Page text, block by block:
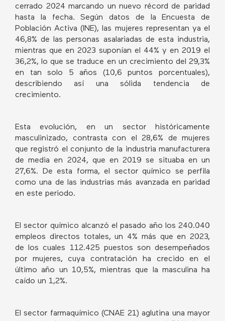
cerrado 2024 marcando un nuevo récord de paridad
hasta la fecha. Según datos de la Encuesta de
Población Activa (INE), las mujeres representan ya el
46,8% de las personas asalariadas de esta industria,
mientras que en 2023 suponían el 44% y en 2019 el
36,2%, lo que se traduce en un crecimiento del 29,3%
en tan solo 5 años (10,6 puntos porcentuales),
describiendo así una sólida tendencia de
crecimiento.
Esta evolución, en un sector históricamente
masculinizado, contrasta con el 28,6% de mujeres
que registró el conjunto de la industria manufacturera
de media en 2024, que en 2019 se situaba en un
27,6%. De esta forma, el sector químico se perfila
como una de las industrias más avanzada en paridad
en este periodo.
El sector químico alcanzó el pasado año los 240.040
empleos directos totales, un 4% más que en 2023,
de los cuales 112.425 puestos son desempeñados
por mujeres, cuya contratación ha crecido en el
último año un 10,5%, mientras que la masculina ha
caído un 1,2%.
El sector farmaquímico (CNAE 21) aglutina una mayor